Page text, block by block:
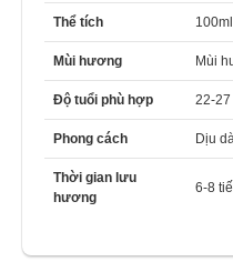
Thể tích 100ml
Mùi hương Mùi
Độ tuổi phù hợp 22-27
Phong cách Dịu
Thời gian lưu
hương
6-8